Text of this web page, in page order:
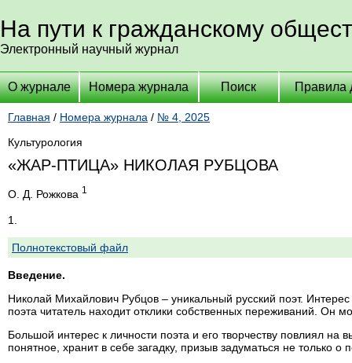
На пути к гражданскому
Электронный научный журнал
О журнале Номера журнала Поиск Правила
Главная / Номера журнала / № 4, 2025
Культурология
«ЖАР-ПТИЦА» НИКОЛАЯ РУБЦОВА
О. Д. Рожкова 1
1.
Полнотекстовый файл
Введение.
Николай Михайлович Рубцов – уникальный русский поэт.
поэта читатель находит отклики собственных переживаний. Он
Большой интерес к личности поэта и его творчеству повлиял
понятное, хранит в себе загадку, призыв задуматься не только